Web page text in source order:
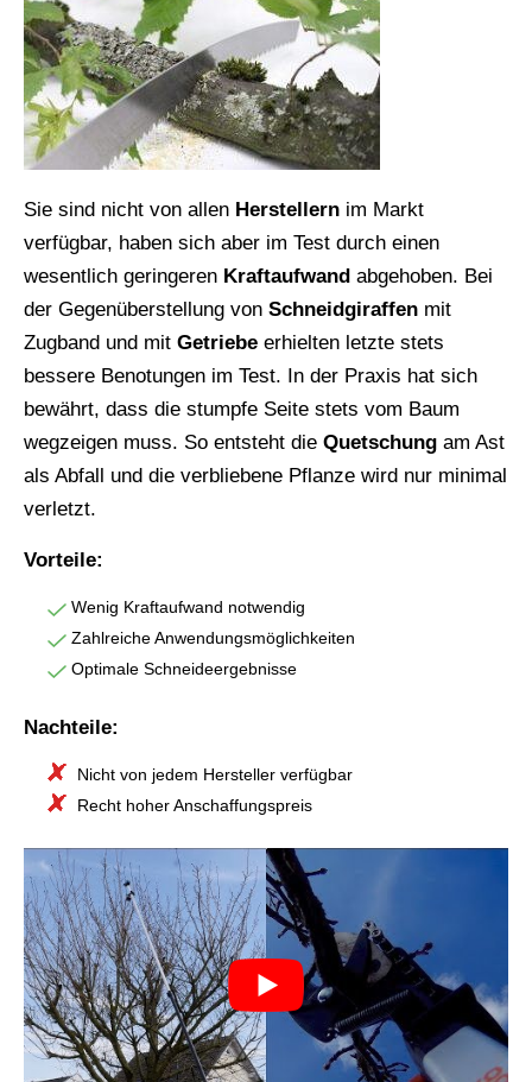
Sie sind nicht von allen Herstellern im Markt
verfügbar, haben sich aber im Test durch einen
wesentlich geringeren Kraftaufwand abgehoben. Bei
der Gegenüberstellung von Schneidgiraffen mit
Zugband und mit Getriebe erhielten letzte stets
bessere Benotungen im Test. In der Praxis hat sich
bewährt, dass die stumpfe Seite stets vom Baum
wegzeigen muss. So entsteht die Quetschung am Ast
als Abfall und die verbliebene Pflanze wird nur minimal
verletzt.
Vorteile:
Wenig Kraftaufwand notwendig
Zahlreiche Anwendungsmöglichkeiten
Optimale Schneideergebnisse
Nachteile:
Nicht von jedem Hersteller verfügbar
Recht hoher Anschaffungspreis